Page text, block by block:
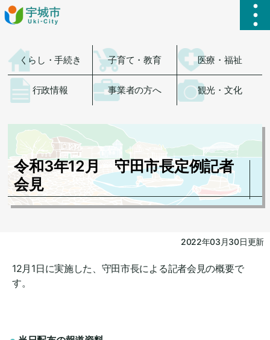
ハ
くらし・手続き 子育て・教育 医療・福祉
行政情報 事業者の方へ 観光・文化
令和3年12月 守田市長定例記者
会見
2022年03月30日更新
12月1日に実施した、守田市長による記者会見の概要で
す。